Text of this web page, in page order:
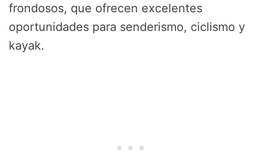
frondosos, que ofrecen excelentes
oportunidades para senderismo, ciclismo y
kayak.